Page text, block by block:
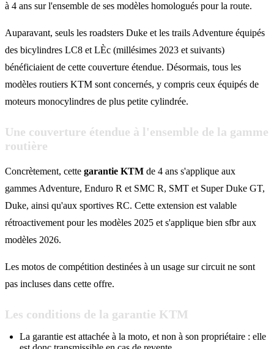
à 4 ans sur l'ensemble de ses modèles homologués pour la route.
Auparavant, seuls les roadsters Duke et les trails Adventure équipés
des bicylindres LC8 et LÈc (millésimes 2023 et suivants)
bénéficiaient de cette couverture étendue. Désormais, tous les
modèles routiers KTM sont concernés, y compris ceux équipés de
moteurs monocylindres de plus petite cylindrée.
Une couverture étendue à l'ensemble de la gamme
routière
Concrètement, cette garantie KTM de 4 ans s'applique aux
gammes Adventure, Enduro R et SMC R, SMT et Super Duke GT,
Duke, ainsi qu'aux sportives RC. Cette extension est valable
rétroactivement pour les modèles 2025 et s'applique bien sfbr aux
modèles 2026.
Les motos de compétition destinées à un usage sur circuit ne sont
pas incluses dans cette offre.
Les conditions de la garantie KTM
La garantie est attachée à la moto, et non à son propriétaire : elle